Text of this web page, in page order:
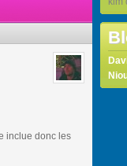
inclue donc les